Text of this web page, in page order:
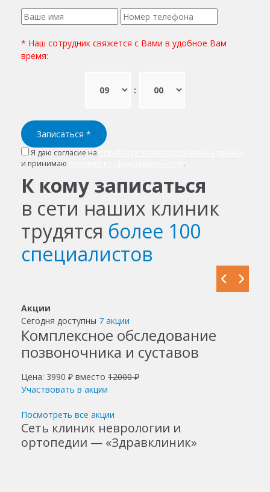
* Наш сотрудник свяжется с Вами в удобное Вам
время:
:
Записаться *
Я даю согласие на
и принимаю
.
К кому записаться
в сети наших клиник
трудятся более 100
специалистов
Акции
Сегодня доступны 7 акции
Комплексное обследование
позвоночника и суставов
Цена: 3990 ₽ вместо 12000 ₽
Участвовать в акции
Посмотреть все акции
Сеть клиник неврологии и
ортопедии — «Здравклиник»